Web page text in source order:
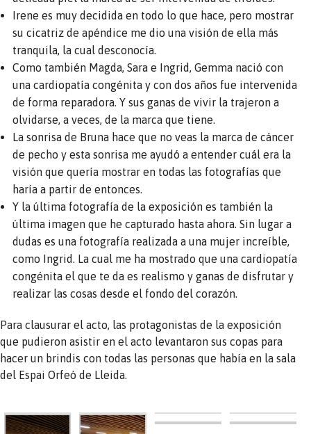
Irene es muy decidida en todo lo que hace, pero mostrar
su cicatriz de apéndice me dio una visión de ella más
tranquila, la cual desconocía.
Como también Magda, Sara e Ingrid, Gemma nació con
una cardiopatía congénita y con dos años fue intervenida
de forma reparadora. Y sus ganas de vivir la trajeron a
olvidarse, a veces, de la marca que tiene.
La sonrisa de Bruna hace que no veas la marca de cáncer
de pecho y esta sonrisa me ayudó a entender cuál era la
visión que quería mostrar en todas las fotografías que
haría a partir de entonces.
Y la última fotografía de la exposición es también la
última imagen que he capturado hasta ahora. Sin lugar a
dudas es una fotografía realizada a una mujer increíble,
como Ingrid. La cual me ha mostrado que una cardiopatía
congénita el que te da es realismo y ganas de disfrutar y
realizar las cosas desde el fondo del corazón.
Para clausurar el acto, las protagonistas de la exposición
que pudieron asistir en el acto levantaron sus copas para
hacer un brindis con todas las personas que había en la sala
del Espai Orfeó de Lleida.